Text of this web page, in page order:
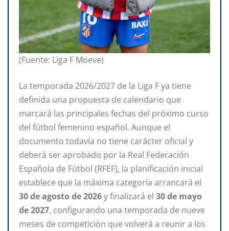
(Fuente: Liga F Moeve)
La temporada 2026/2027 de la Liga F ya tiene
definida una propuesta de calendario que
marcará las principales fechas del próximo curso
del fútbol femenino español. Aunque el
documento todavía no tiene carácter oficial y
deberá ser aprobado por la Real Federación
Española de Fútbol (RFEF), la planificación inicial
establece que la máxima categoría arrancará el
30 de agosto de 2026y finalizará el 30 de mayo
de 2027, configurando una temporada de nueve
meses de competición que volverá a reunir a los